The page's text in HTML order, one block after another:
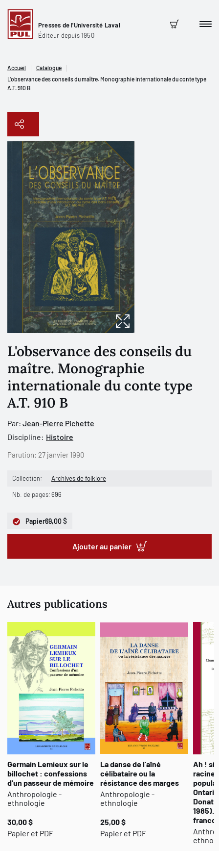
Presses de l'Université Laval
Éditeur depuis 1950
Panier
Accueil
Catalogue
L'observance des conseils du maître. Monographie internationale du conte type
A.T. 910 B
Copier le lien
L'observance des conseils du
maître. Monographie
internationale du conte type
A.T. 910 B
Par: Jean-Pierre Pichette
Discipline: Histoire
Parution: 27 janvier 1990
Collection: Archives de folklore
Nb. de pages:696
Papier69,00 $
Ajouter au panier
Autres publications
Germain Lemieux sur le
billochet : confessions
d'un passeur de mémoire
Anthropologie -
ethnologie
30,00 $
Papier et PDF
La danse de l'aîné
célibataire ou la
résistance des marges
Anthropologie -
ethnologie
25,00 $
Papier et PDF
Ah ! si
racine.
Donat
1985).